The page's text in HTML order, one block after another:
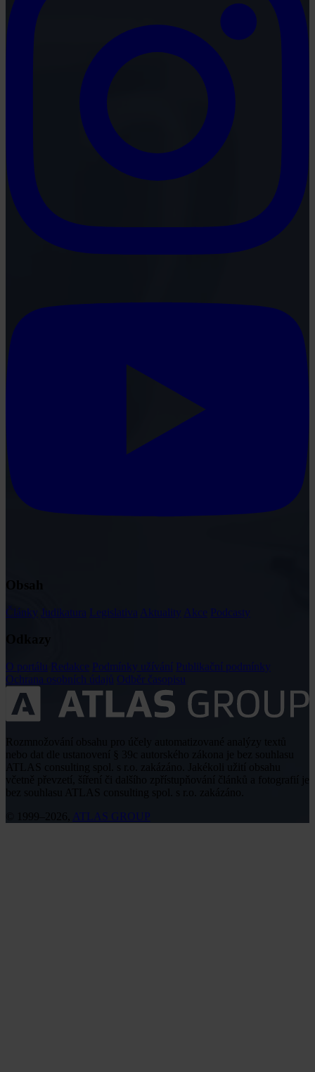
Články Judikatura Legislativa Aktuality Akce Podcasty
O portálu Redakce Podmínky užívání Publikační podmínky
Ochrana osobních údajů Odběr časopisu
včetně převzetí, šíření či dalšího zpřístupňování článků a fotografií je
ATLAS GROUP